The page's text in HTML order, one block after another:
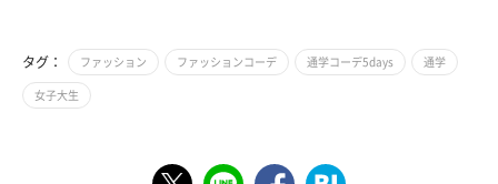
タグ： ファッション ファッションコーデ 通学コーデ5days 通学
女子大生